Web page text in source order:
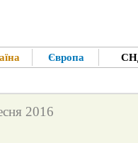
Ласкаво
про фестивалі, концерти в
Європа
2016